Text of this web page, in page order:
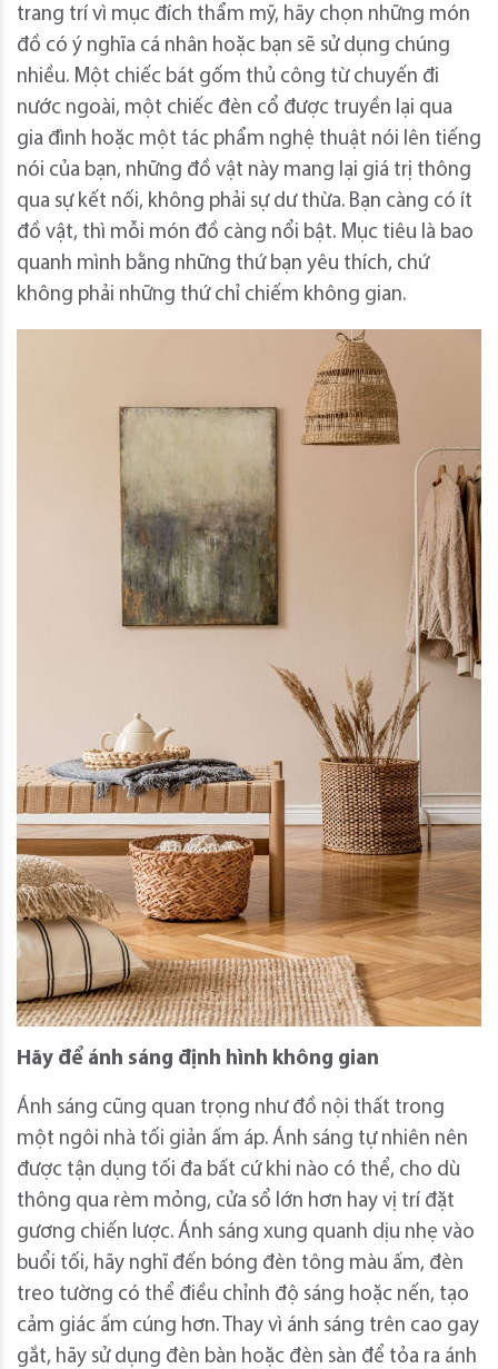
trang trí vì mục đích thẩm mỹ, hãy chọn những món
đồ có ý nghĩa cá nhân hoặc bạn sẽ sử dụng chúng
nhiều. Một chiếc bát gốm thủ công từ chuyến đi
nước ngoài, một chiếc đèn cổ được truyền lại qua
gia đình hoặc một tác phẩm nghệ thuật nói lên tiếng
nói của bạn, những đồ vật này mang lại giá trị thông
qua sự kết nối, không phải sự dư thừa. Bạn càng có ít
đồ vật, thì mỗi món đồ càng nổi bật. Mục tiêu là bao
quanh mình bằng những thứ bạn yêu thích, chứ
không phải những thứ chỉ chiếm không gian.
Hãy để ánh sáng định hình không gian
Ánh sáng cũng quan trọng như đồ nội thất trong
một ngôi nhà tối giản ấm áp. Ánh sáng tự nhiên nên
được tận dụng tối đa bất cứ khi nào có thể, cho dù
thông qua rèm mỏng, cửa sổ lớn hơn hay vị trí đặt
gương chiến lược. Ánh sáng xung quanh dịu nhẹ vào
buổi tối, hãy nghĩ đến bóng đèn tông màu ấm, đèn
treo tường có thể điều chỉnh độ sáng hoặc nến, tạo
cảm giác ấm cúng hơn. Thay vì ánh sáng trên cao gay
gắt, hãy sử dụng đèn bàn hoặc đèn sàn để tỏa ra ánh